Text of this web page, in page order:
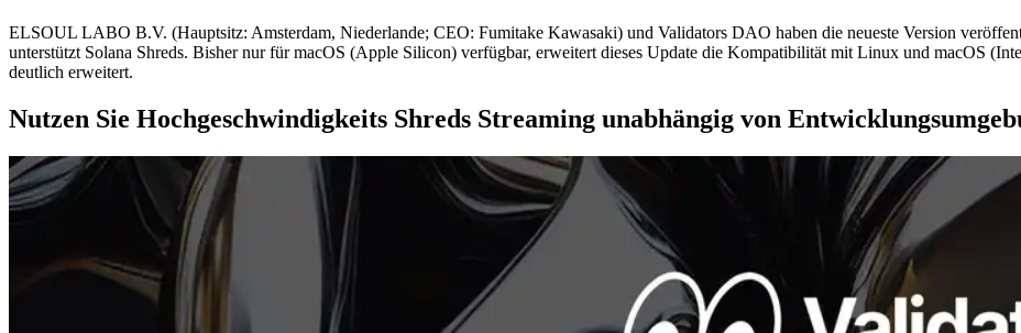
ELSOUL LABO B.V. (Hauptsitz: Amsterdam, Niederlande; CEO: Fumitake Kawasaki) und Validators DAO haben die neueste Version
unterstützt Solana Shreds. Bisher nur für macOS (Apple Silicon) verfügbar, erweitert dieses Update die Kompatibilität mit Linux und macOS
deutlich erweitert.
Nutzen Sie Hochgeschwindigkeits Shreds Streaming unabhängig von